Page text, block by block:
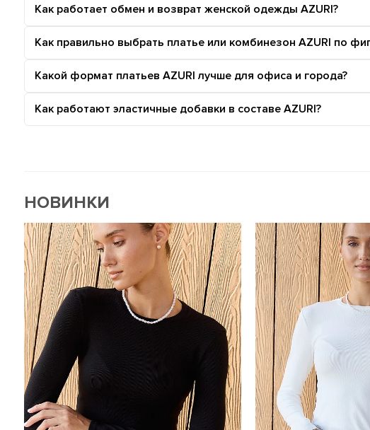
Как работает обмен и возврат женской одежды AZURI?
Как правильно выбрать платье или комбинезон AZURI по
Какой формат платьев AZURI лучше для офиса и города?
Как работают эластичные добавки в составе AZURI?
НОВИНКИ